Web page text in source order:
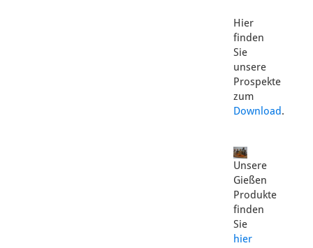
Hier
finden
Sie
unsere
Prospekte
zum
Download.
Unsere
Gießen
Produkte
finden
Sie
hier